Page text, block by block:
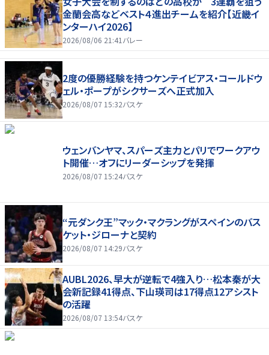
金蘭会高などベスト４進出チームを紹介【近畿イ
ンターハイ2026】
2026/08/06 21:41 バレー
2度の優勝経験を持つケンテイビアス・コールドウ
ェル・ポープがシクサーズへ正式加入
2026/08/07 15:32バスケ
ウェンバンヤマ、スパーズ主力とパリでワークアウ
ト開催…オフにリーダーシップを発揮
2026/08/07 15:24バスケ
“元ダンク王”マック・マクラングがスペインのバス
ケット・ジローナと契約
2026/08/07 14:29バスケ
AUBL2026、早大が逆転で4強入り…松本秦が大
会新記録41得点、下山瑛司は17得点12アシスト
の活躍
2026/08/07 13:54バスケ